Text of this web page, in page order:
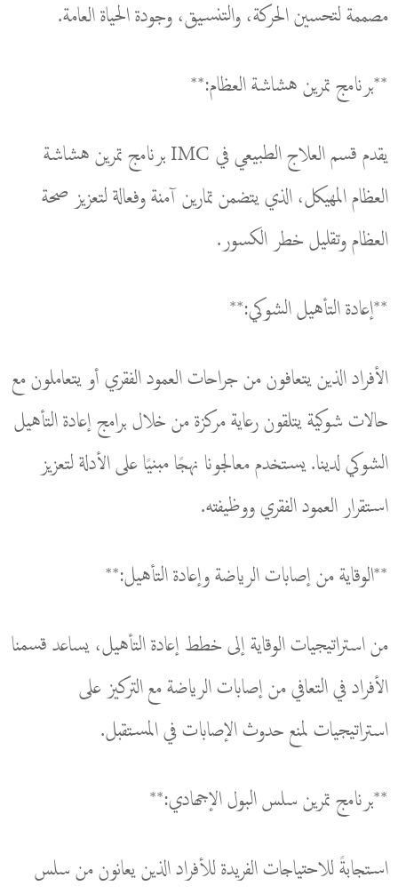
مصممة لتحسين الحركة، والتنسيق، وجودة الحياة العامة.
**برنامج تمرين هشاشة العظام:**
يقدم قسم العلاج الطبيعي في IMC برنامج تمرين هشاشة
العظام المهيكل، الذي يتضمن تمارين آمنة وفعالة لتعزيز صحة
العظام وتقليل خطر الكسور.
**إعادة التأهيل الشوكي:**
الأفراد الذين يتعافون من جراحات العمود الفقري أو يتعاملون مع
حالات شوكية يتلقون رعاية مركزة من خلال برامج إعادة التأهيل
الشوكي لدينا. يستخدم معالجونا نهجًا مبنيًا على الأدلة لتعزيز
استقرار العمود الفقري ووظيفته.
**الوقاية من إصابات الرياضة وإعادة التأهيل:**
من استراتيجيات الوقاية إلى خطط إعادة التأهيل، يساعد قسمنا
الأفراد في التعافي من إصابات الرياضة مع التركيز على
استراتيجيات لمنع حدوث الإصابات في المستقبل.
**برنامج تمرين سلس البول الإجهادي:**
استجابةً للاحتياجات الفريدة للأفراد الذين يعانون من سلس